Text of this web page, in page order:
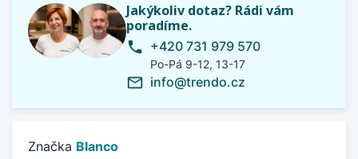
Jakýkoliv dotaz? Rádi vám
poradíme.
phone +420 731 979 570
Po-Pá 9-12, 13-17
mail_outline info@trendo.cz
Značka Blanco